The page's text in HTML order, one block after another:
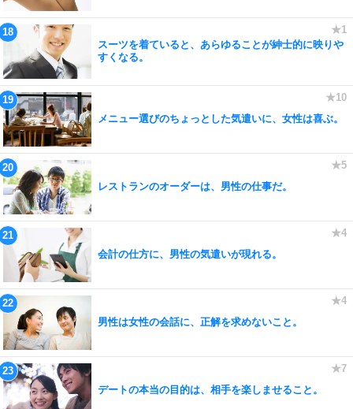
スーツを着ていると、あらゆることが紳士的に映りや
すくなる。
メニュー選びのちょっとした気遣いに、女性は喜ぶ。
レストランのオーダーは、男性の仕事だ。
会計の仕方に、男性の気遣いが現れる。
男性は女性の会話に、正解を求めないこと。
デートの本当の目的は、相手を楽しませること。